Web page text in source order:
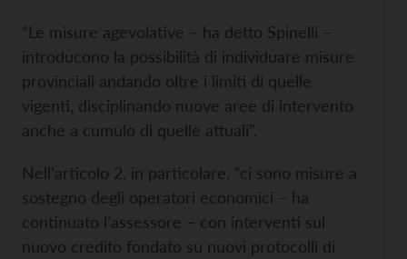
“Le misure agevolative – ha detto Spinelli –
introducono la possibilità di individuare misure
provinciali andando oltre i limiti di quelle
vigenti, disciplinando nuove aree di intervento
anche a cumulo di quelle attuali”.
Nell’articolo 2, in particolare, “ci sono misure a
sostegno degli operatori economici – ha
continuato l’assessore – con interventi sul
nuovo credito fondato su nuovi protocolli di